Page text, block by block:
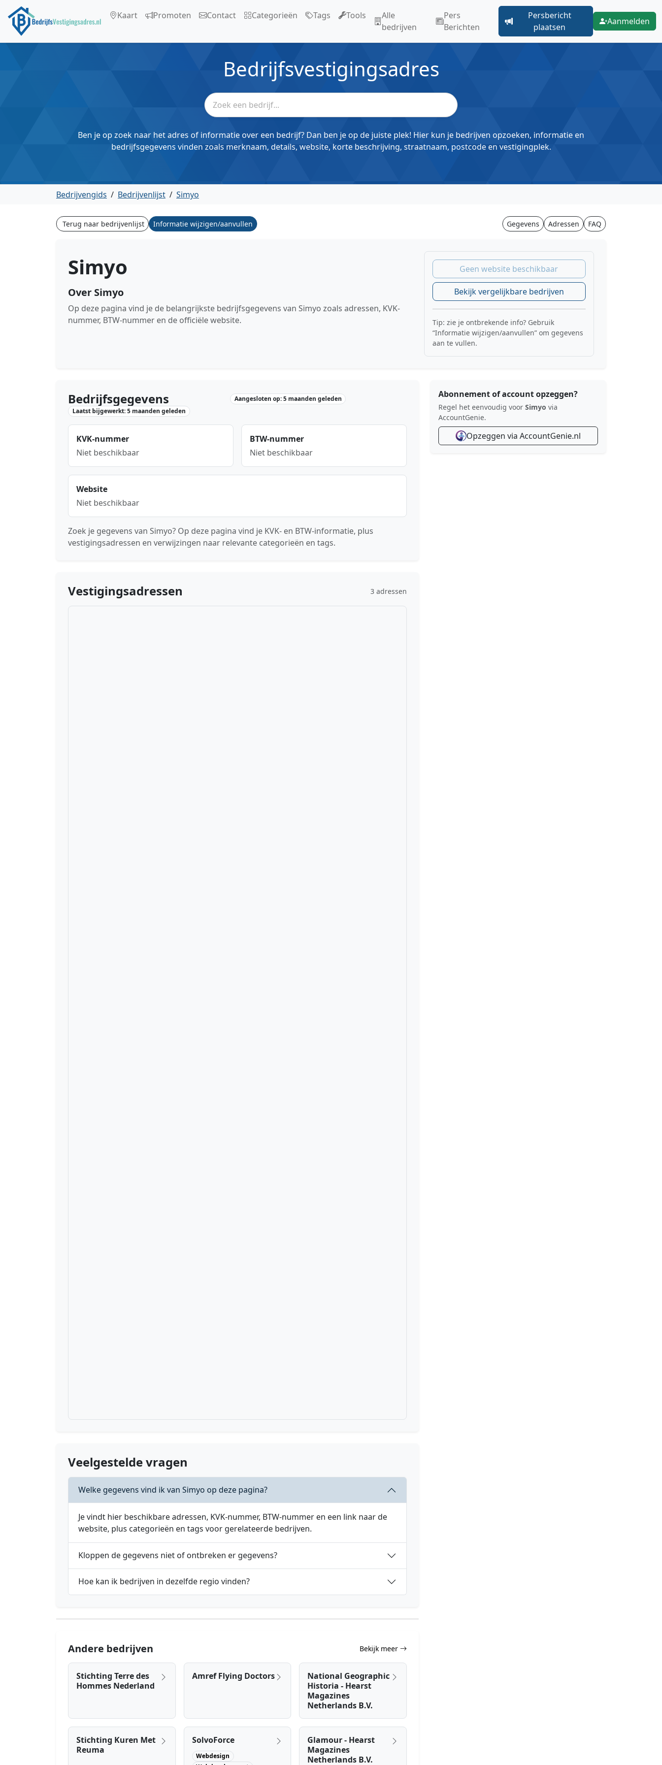
Kaart Promoten Contact Categorieën Tags Tools
Alle
bedrijven
Pers
Berichten
Persbericht
plaatsen
Aanmelden
Bedrijfsvestigingsadres
Ben je op zoek naar het adres of informatie over een bedrijf? Dan ben je op de juiste plek! Hier kun je bedrijven opzoeken, informatie en
bedrijfsgegevens vinden zoals merknaam, details, website, korte beschrijving, straatnaam, postcode en vestigingplek.
Bedrijvengids / Bedrijvenlijst / Simyo
Terug naar bedrijvenlijst Informatie wijzigen/aanvullen Gegevens Adressen FAQ
Simyo
Over Simyo
Op deze pagina vind je de belangrijkste bedrijfsgegevens van Simyo zoals adressen, KVK-
nummer, BTW-nummer en de officiële website.
Geen website beschikbaar
Bekijk vergelijkbare bedrijven
Tip: zie je ontbrekende info? Gebruik
“Informatie wijzigen/aanvullen” om gegevens
aan te vullen.
Bedrijfsgegevens
Aangesloten op: 5 maanden geleden
Laatst bijgewerkt: 5 maanden geleden
KVK-nummer
Niet beschikbaar
BTW-nummer
Niet beschikbaar
Website
Niet beschikbaar
Zoek je gegevens van Simyo? Op deze pagina vind je KVK- en BTW-informatie, plus
vestigingsadressen en verwijzingen naar relevante categorieën en tags.
Vestigingsadressen 3 adressen
Veelgestelde vragen
Welke gegevens vind ik van Simyo op deze pagina?
Je vindt hier beschikbare adressen, KVK-nummer, BTW-nummer en een link naar de
website, plus categorieën en tags voor gerelateerde bedrijven.
Kloppen de gegevens niet of ontbreken er gegevens?
Hoe kan ik bedrijven in dezelfde regio vinden?
Andere bedrijven Bekijk meer
Stichting Terre des
Hommes Nederland
Amref Flying Doctors
National Geographic
Historia - Hearst
Magazines
Netherlands B.V.
Stichting Kuren Met
Reuma
SolvoForce
Webdesign
Glamour - Hearst
Magazines
Netherlands B.V.
Abonnement of account opzeggen?
Regel het eenvoudig voor Simyo via
AccountGenie.
Opzeggen via AccountGenie.nl